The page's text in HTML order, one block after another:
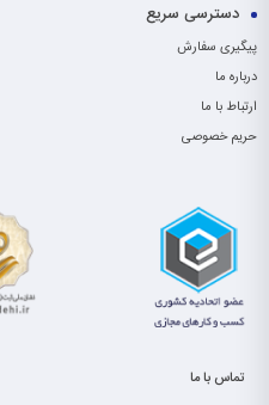
دسترسی سریع
پیگیری سفارش
درباره ما
ارتباط با ما
حریم خصوصی
تماس با ما